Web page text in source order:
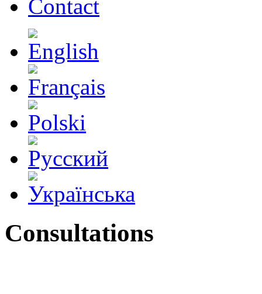
Contact
Consultations